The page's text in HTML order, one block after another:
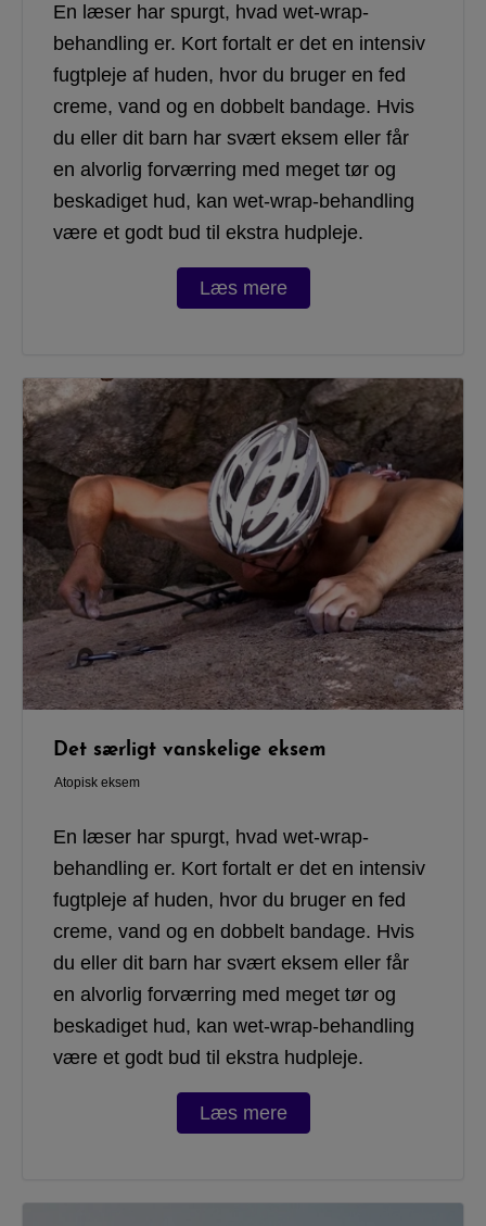
En læser har spurgt, hvad wet-wrap-
behandling er. Kort fortalt er det en intensiv
fugtpleje af huden, hvor du bruger en fed
creme, vand og en dobbelt bandage. Hvis
du eller dit barn har svært eksem eller får
en alvorlig forværring med meget tør og
beskadiget hud, kan wet-wrap-behandling
være et godt bud til ekstra hudpleje.
Læs mere
Det særligt vanskelige eksem
Atopisk eksem
En læser har spurgt, hvad wet-wrap-
behandling er. Kort fortalt er det en intensiv
fugtpleje af huden, hvor du bruger en fed
creme, vand og en dobbelt bandage. Hvis
du eller dit barn har svært eksem eller får
en alvorlig forværring med meget tør og
beskadiget hud, kan wet-wrap-behandling
være et godt bud til ekstra hudpleje.
Læs mere